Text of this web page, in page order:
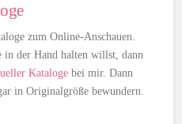
zum Online-Anschauen.
der Hand halten willst, dann
Kataloge bei mir. Dann
in Originalgröße bewundern.